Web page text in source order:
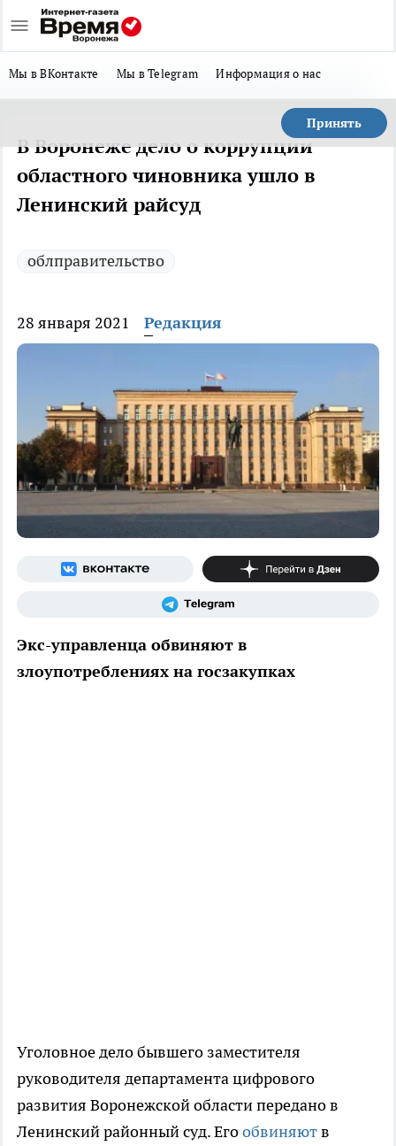
Мы в ВКонтакте Мы в Telegram Информация о нас
Принять
В Воронеже дело о коррупции
областного чиновника ушло в
Ленинский райсуд
облправительство
28 января 2021 Редакция
Экс-управленца обвиняют в
злоупотреблениях на госзакупках
Уголовное дело бывшего заместителя
руководителя департамента цифрового
развития Воронежской области передано в
Ленинский районный суд. Егообвиняютв